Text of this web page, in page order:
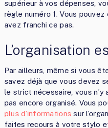
supérieur à vos dépenses,
règle numéro 1. Vous
avez franchi ce pas.
L’organisation
Par ailleurs, même si vous
savez déjà que vous devez
le strict nécessaire, vous n’y
pas encore organisé. Vous
plus d’informations sur
faites recours à votre stylo